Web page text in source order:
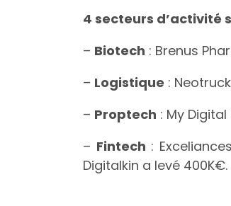
4 secteurs d’activité
– Biotech : Brenus
– Logistique :
– Proptech : My
– Fintech :
Digitalkin a levé 400K€.